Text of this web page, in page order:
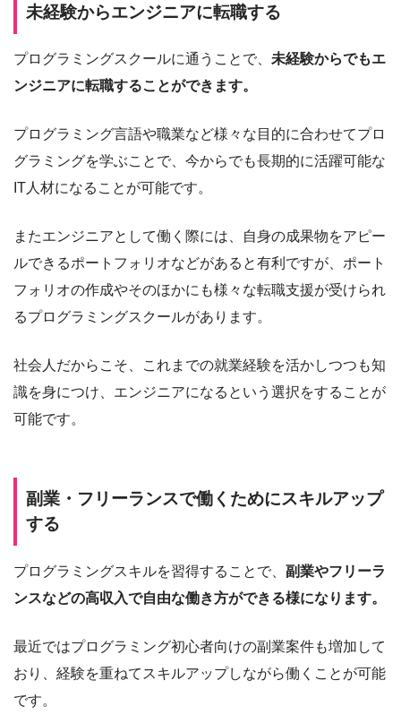
未経験からエンジニアに転職する
プログラミングスクールに通うことで、 未経験からでもエ
ンジニアに転職することができます。
プログラミング言語や職業など様々な目的に合わせてプロ
グラミングを学ぶことで、今からでも長期的に活躍可能な
IT人材になることが可能です。
またエンジニアとして働く際には、自身の成果物をアピー
ルできるポートフォリオなどがあると有利ですが、ポート
フォリオの作成やそのほかにも様々な転職支援が受けられ
るプログラミングスクールがあります。
社会人だからこそ、これまでの就業経験を活かしつつも知
識を身につけ、エンジニアになるという選択をすることが
可能です。
副業・フリーランスで働くためにスキルアップ
する
プログラミングスキルを習得することで、 副業やフリーラ
ンスなどの高収入で自由な働き方ができる様になります。
最近ではプログラミング初心者向けの副業案件も増加して
おり、経験を重ねてスキルアップしながら働くことが可能
です。